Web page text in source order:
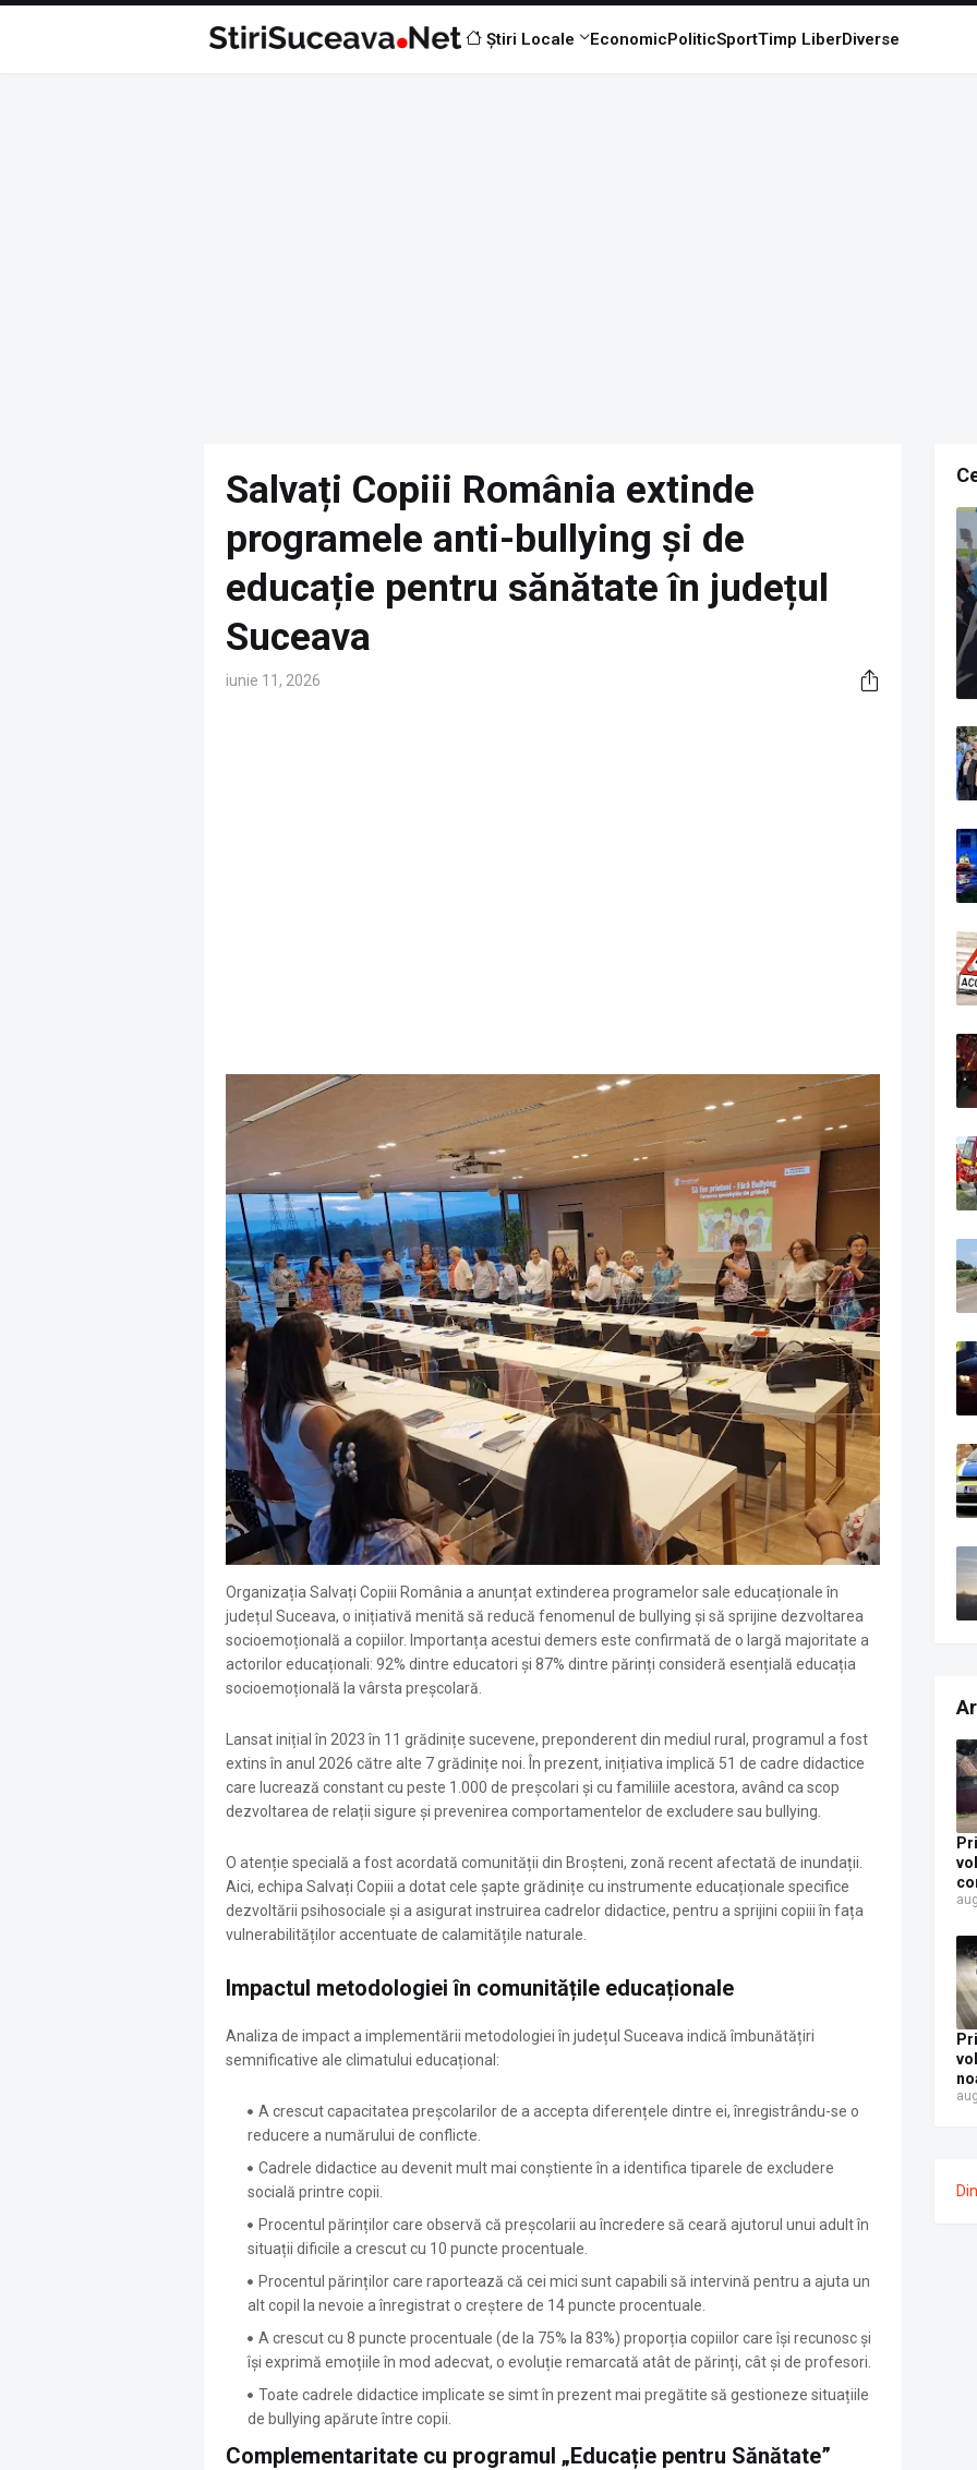
Știri Locale EconomicPoliticSportTimp LiberDiverse
Salvați Copiii România extinde
programele anti-bullying și de
educație pentru sănătate în județul
Suceava
iunie 11, 2026
Organizația Salvați Copiii România a anunțat extinderea programelor sale educaționale în
județul Suceava, o inițiativă menită să reducă fenomenul de bullying și să sprijine dezvoltarea
socioemoțională a copiilor. Importanța acestui demers este confirmată de o largă majoritate a
actorilor educaționali: 92% dintre educatori și 87% dintre părinți consideră esențială educația
socioemoțională la vârsta preșcolară
Lansat inițial în 2023 în 11 grădinițe sucevene, preponderent din mediul rural, programul a fost
extins în anul 2026 către alte 7 grădinițe noi . În prezent, inițiativa implică 51 de cadre didactice
care lucrează constant cu peste 1.000 de preșcolari și cu familiile acestora, având ca scop
dezvoltarea de relații sigure și prevenirea comportamentelor de excludere sau bullying
O atenție specială a fost acordată comunității din Broșteni, zonă recent afectată de inundații.
Aici, echipa Salvați Copiii a dotat cele șapte grădinițe cu instrumente educaționale specifice
dezvoltării psihosociale și a asigurat instruirea cadrelor didactice, pentru a sprijini copiii în fața
vulnerabilităților accentuate de calamitățile naturale
Impactul metodologiei în comunitățile educaționale
Analiza de impact a implementării metodologiei în județul Suceava indică îmbunătățiri
semnificative ale climatului educațional :
A crescut capacitatea preșcolarilor de a accepta diferențele dintre ei, înregistrându-se o
reducere a numărului de conflicte
Cadrele didactice au devenit mult mai conștiente în a identifica tiparele de excludere
socială printre copii
Procentul părinților care observă că preșcolarii au încredere să ceară ajutorul unui adult în
situații dificile a crescut cu 10 puncte procentuale
Procentul părinților care raportează că cei mici sunt capabili să intervină pentru a ajuta un
alt copil la nevoie a înregistrat o creștere de 14 puncte procentuale
A crescut cu 8 puncte procentuale (de la 75% la 83%) proporția copiilor care își recunosc și
își exprimă emoțiile în mod adecvat, o evoluție remarcată atât de părinți, cât și de profesori
Toate cadrele didactice implicate se simt în prezent mai pregătite să gestioneze situațiile
de bullying apărute între copii
Complementaritate cu programul „Educație pentru Sănătate”